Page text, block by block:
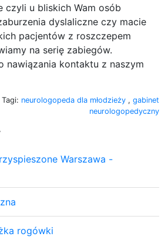
czyli u bliskich Wam osób
dyslaliczne czy macie
pacjentów z roszczepem
na serię zabiegów.
nawiązania kontaktu z naszym
Tagi: neurologopeda dla młodzieży , gabinet
neurologopedyczny
Warszawa -
rogówki